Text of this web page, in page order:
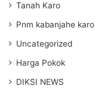
Tanah Karo
Pnm kabanjahe karo
Uncategorized
Harga Pokok
DIKSI NEWS